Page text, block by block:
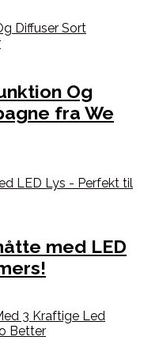
Og
fra We
med LED